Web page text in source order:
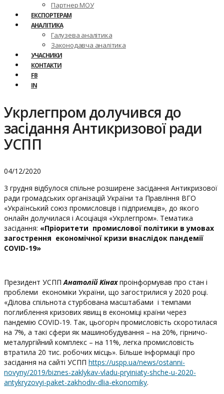
Партнер МОУ
ЕКСПОРТЕРАМ
АНАЛІТИКА
Галузева аналітика
Законодавча аналітика
УЧАСНИКИ
КОНТАКТИ
FB
IN
Укрлегпром долучився до
засідання Антикризової ради
УСПП
04/12/2020
3 грудня відбулося спільне розширене засідання Антикризової
ради громадських організацій України та Правління ВГО
«Український союз промисловців і підприємців», до якого
онлайн долучилася і Асоціація «Укрлегпром». Тематика
засідання: «Пріоритети промислової політики в умовах
загострення економічної кризи внаслідок пандемії
COVID-19»
Президент УСППАнатолій Кінахпроінформував про стан і
проблеми економіки України, що загострилися у 2020 році.
«Ділова спільнота стурбована масштабами і темпами
поглиблення кризових явищ в економіці країни через
пандемію COVID-19. Так, цьогоріч промисловість скоротилася
на 7%, а такі сфери як машинобудування – на 20%, гірничо-
металургійний комплекс – на 11%, легка промисловість
втратила 20 тис. робочих місць». Більше інформації про
засідання на сайті УСПП https://uspp.ua/news/ostanni-
novyny/2019/biznes-zaklykav-vladu-pryiniaty-shche-u-2020-
antykryzovyi-paket-zakhodiv-dlia-ekonomiky.